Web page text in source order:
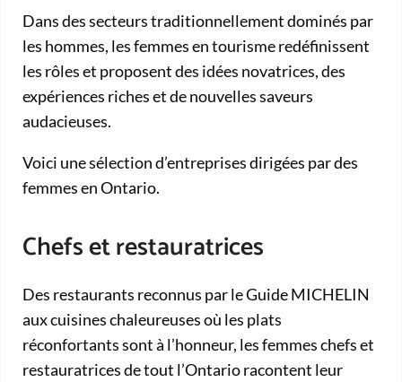
Dans des secteurs traditionnellement dominés par
les hommes, les femmes en tourisme redéfinissent
les rôles et proposent des idées novatrices, des
expériences riches et de nouvelles saveurs
audacieuses.
Voici une sélection d’entreprises dirigées par des
femmes en Ontario.
Chefs et restauratrices
Des restaurants reconnus par le Guide MICHELIN
aux cuisines chaleureuses où les plats
réconfortants sont à l’honneur, les femmes chefs et
restauratrices de tout l’Ontario racontent leur